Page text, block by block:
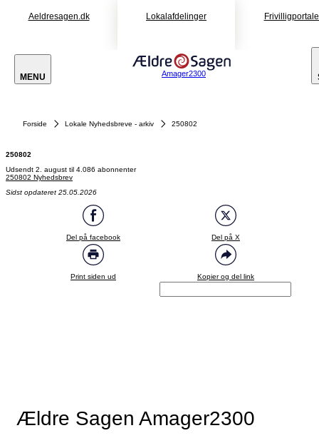
Aeldresagen.dk Lokalafdelinger
MENU Amager2300
Forside Lokale Nyhedsbreve - arkiv 250802
250802
Udsendt 2. august til 4.086 abonnenter
250802 Nyhedsbrev
Sidst opdateret 25.05.2026
Del på facebook Del på X
Print siden ud Kopier og del link
Ældre Sagen Amager2300